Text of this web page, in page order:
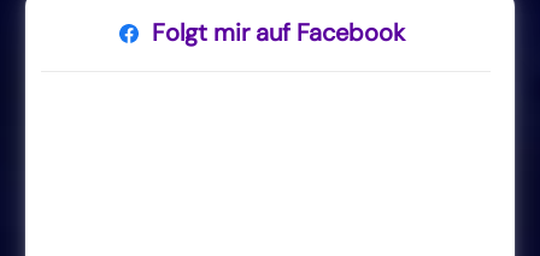
Folgt mir auf Facebook